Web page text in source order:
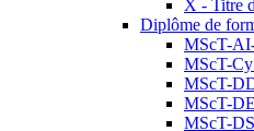
X - Titre
Diplôme de
MScT-
MScT-
MScT-
MScT-
MScT-